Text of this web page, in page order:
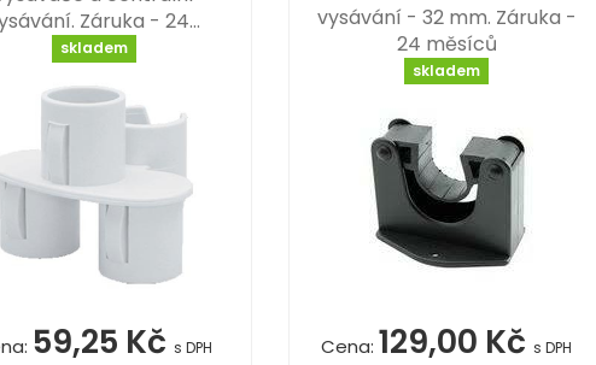
Záruka - 24…
skladem
59,25 Kčs DPH
vysávání - 32 mm. Záruka -
24 měsíců
skladem
Cena: 129,00 Kčs DPH